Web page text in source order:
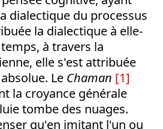
dialectique du processus
la dialectique à elle-
à travers la
elle s'est attribuée
Le Chaman [1]
la croyance générale
tombe des nuages.
qu'en imitant l'un ou